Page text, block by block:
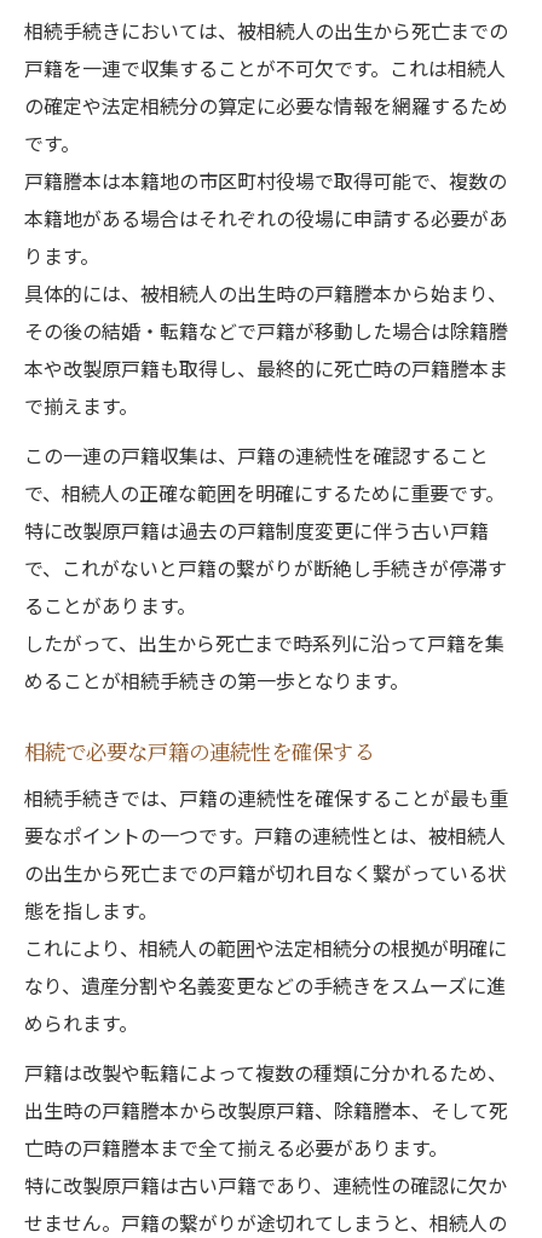
相続手続きにおいては、被相続人の出生から死亡までの
戸籍を一連で収集することが不可欠です。これは相続人
の確定や法定相続分の算定に必要な情報を網羅するため
です。
戸籍謄本は本籍地の市区町村役場で取得可能で、複数の
本籍地がある場合はそれぞれの役場に申請する必要があ
ります。
具体的には、被相続人の出生時の戸籍謄本から始まり、
その後の結婚・転籍などで戸籍が移動した場合は除籍謄
本や改製原戸籍も取得し、最終的に死亡時の戸籍謄本ま
で揃えます。
この一連の戸籍収集は、戸籍の連続性を確認すること
で、相続人の正確な範囲を明確にするために重要です。
特に改製原戸籍は過去の戸籍制度変更に伴う古い戸籍
で、これがないと戸籍の繋がりが断絶し手続きが停滞す
ることがあります。
したがって、出生から死亡まで時系列に沿って戸籍を集
めることが相続手続きの第一歩となります。
相続で必要な戸籍の連続性を確保する
相続手続きでは、戸籍の連続性を確保することが最も重
要なポイントの一つです。戸籍の連続性とは、被相続人
の出生から死亡までの戸籍が切れ目なく繋がっている状
態を指します。
これにより、相続人の範囲や法定相続分の根拠が明確に
なり、遺産分割や名義変更などの手続きをスムーズに進
められます。
戸籍は改製や転籍によって複数の種類に分かれるため、
出生時の戸籍謄本から改製原戸籍、除籍謄本、そして死
亡時の戸籍謄本まで全て揃える必要があります。
特に改製原戸籍は古い戸籍であり、連続性の確認に欠か
せません。戸籍の繋がりが途切れてしまうと、相続人の